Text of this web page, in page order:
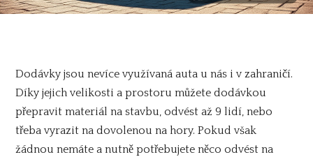
Dodávky jsou nevíce využívaná auta u nás i v zahraničí.
Díky jejich velikosti a prostoru můžete dodávkou
přepravit materiál na stavbu, odvést až 9 lidí, nebo
třeba vyrazit na dovolenou na hory. Pokud však
žádnou nemáte a nutně potřebujete něco odvést na